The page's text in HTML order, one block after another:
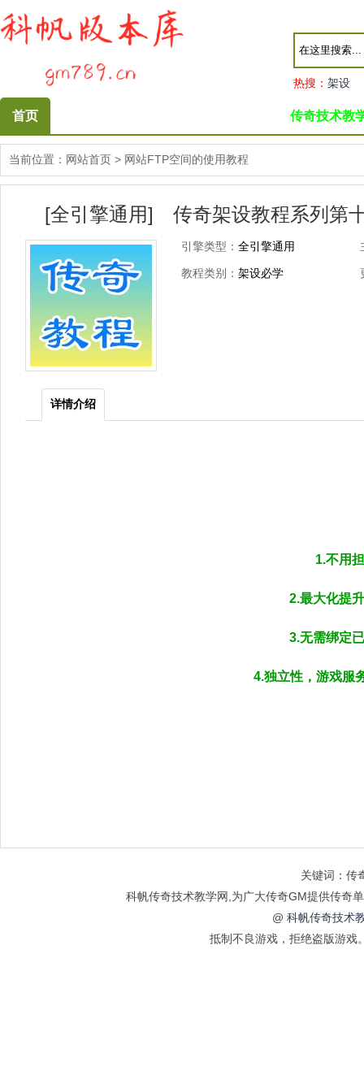
热搜： 架设
首页 传奇技术教
当前位置： 网站首页 > 网站FTP空间的使用教程
[全引擎通用] 传奇架设教程系列第
引擎类型： 全引擎通用
教程类别： 架设必学
详情介绍
1.不用
2.最大化提
3.无需绑定
4.独立性，游戏服
关键词：传
科帆传奇技术教学网,为广大传奇GM提供传奇
@ 科帆传奇技术
抵制不良游戏，拒绝盗版游戏